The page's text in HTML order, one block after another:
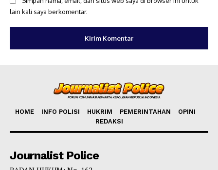
lain kali saya berkomentar.
HOME INFO POLISI HUKRIM PEMERINTAHAN
OPINI
REDAKSI
Journalist Police